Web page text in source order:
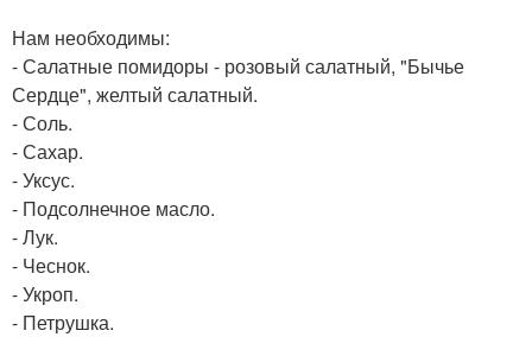
Нам необходимы:
- Салатные помидоры - розовый салатный, "Бычье
Сердце", желтый салатный.
- Соль.
- Сахар.
- Уксус.
- Подсолнечное масло.
- Лук.
- Чеснок.
- Укроп.
- Петрушка.